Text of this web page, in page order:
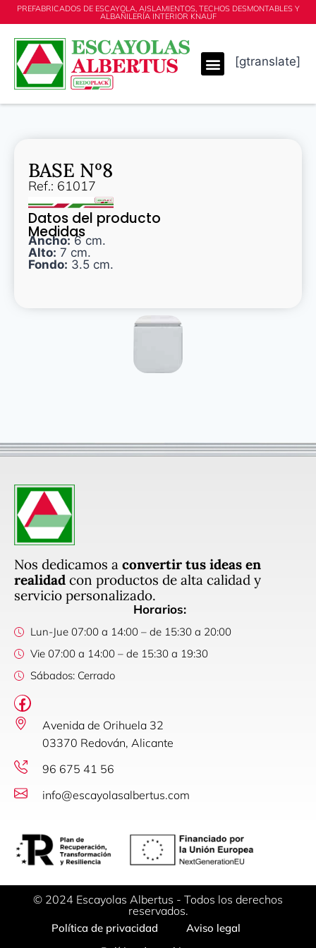
PREFABRICADOS DE ESCAYOLA, AISLAMIENTOS, TECHOS DESMONTABLES Y
ALBAÑILERÍA INTERIOR KNAUF
[gtranslate]
BASE Nº8
Ref.: 61017
Datos del producto
Medidas
Ancho:6 cm.
Alto: 7 cm.
Fondo: 3.5 cm.
Nos dedicamos a convertir tus ideas en
realidad con productos de alta calidad y
servicio personalizado.
Horarios:
Lun-Jue 07:00 a 14:00 – de 15:30 a 20:00
Vie 07:00 a 14:00 – de 15:30 a 19:30
Sábados: Cerrado
Avenida de Orihuela 32
03370 Redován, Alicante
96 675 41 56
info@escayolasalbertus.com
© 2024 Escayolas Albertus - Todos los derechos
reservados.
Política de privacidad
Aviso legal